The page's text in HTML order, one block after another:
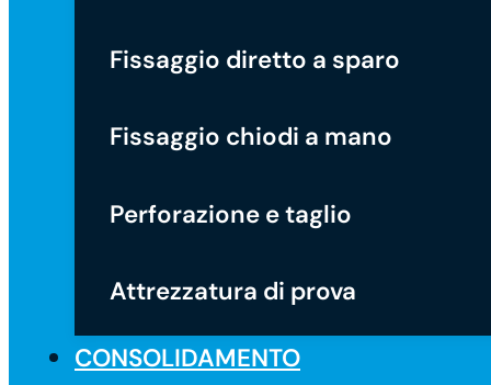
Fissaggio diretto a sparo
Fissaggio chiodi a mano
Perforazione e taglio
Attrezzatura di prova
CONSOLIDAMENTO